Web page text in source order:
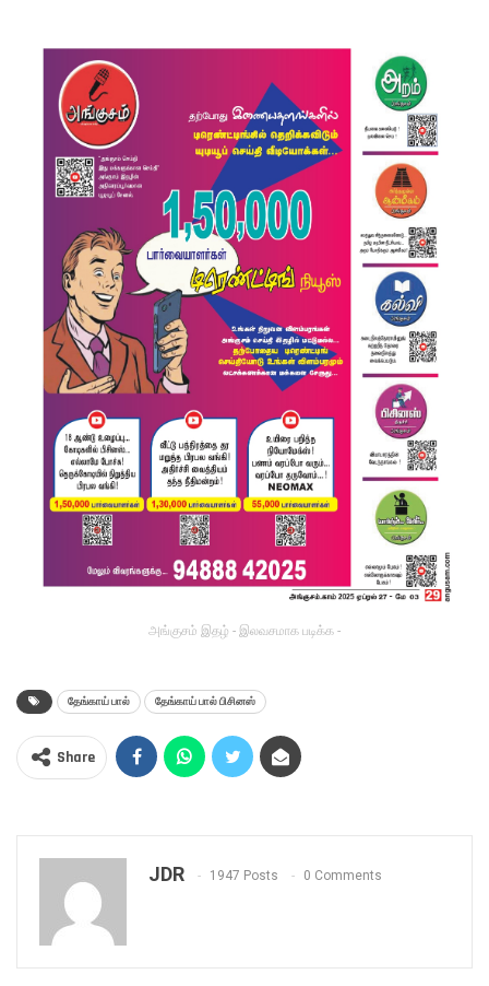
அங்குசம் இதழ் - இலவசமாக படிக்க -
தேங்காய் பால் தேங்காய் பால் பிசினஸ்
Share
JDR 1947 Posts 0 Comments